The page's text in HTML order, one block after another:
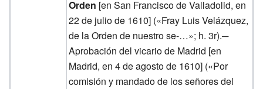
Orden [en San Francisco de Valladolid, en
22 de julio de 1610] («Fray Luis Velázquez,
de la Orden de nuestro se-…»; h. 3r).─
Aprobación del vicario de Madrid [en
Madrid, en 4 de agosto de 1610] («Por
comisión y mandado de los señores del